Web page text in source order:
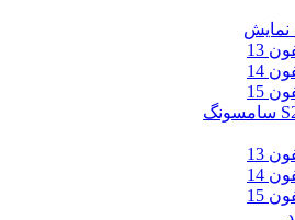
13
14
15
13
14
15